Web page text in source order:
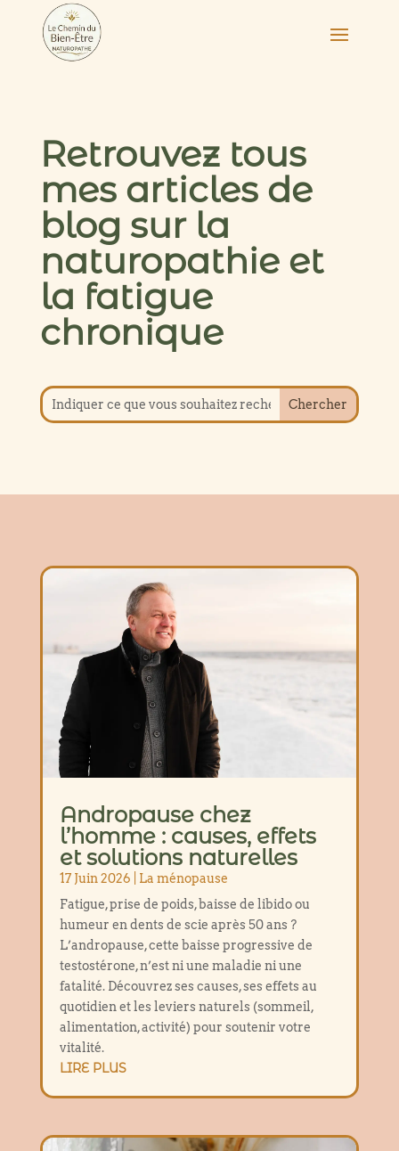
Retrouvez tous
mes articles de
blog sur la
naturopathie et
la fatigue
chronique
Andropause chez
l’homme : causes, effets
et solutions naturelles
17 Juin 2026
La ménopause
Fatigue, prise de poids, baisse de libido ou
humeur en dents de scie après 50 ans ?
L’andropause, cette baisse progressive de
testostérone, n’est ni une maladie ni une
fatalité. Découvrez ses causes, ses effets au
quotidien et les leviers naturels (sommeil,
alimentation, activité) pour soutenir votre
vitalité.
LIRE PLUS